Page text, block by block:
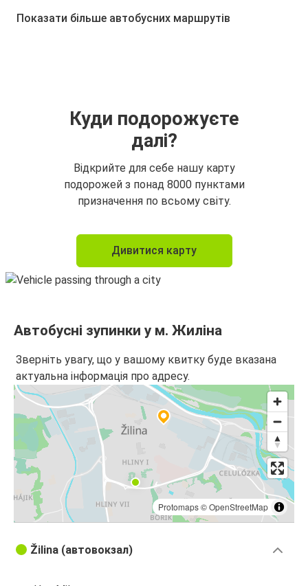
Братислава
Жиліна
Стрий
Жиліна
Жиліна
Варшава
Аеропорт Краків
Жиліна
Жиліна
Будапешт
Будапешт
Показати більше автобусних маршрутів
Куди подорожуєте
далі?
Відкрийте для себе нашу карту
подорожей з понад 8000 пунктами
призначення по всьому світу.
Дивитися карту
Автобусні зупинки у м. Жиліна
Зверніть увагу, що у вашому квитку буде вказана
актуальна інформація про адресу.
Protomaps©OpenStreetMap
Žilina (автовокзал)